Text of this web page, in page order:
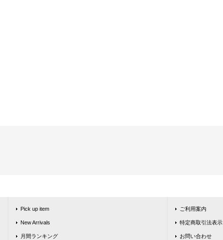
Pick up item
New Arrivals
月間ランキング
ご利用案内
特定商取引法表示
お問い合わせ